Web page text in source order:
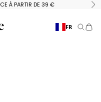
À PARTIR DE 39 €
FR